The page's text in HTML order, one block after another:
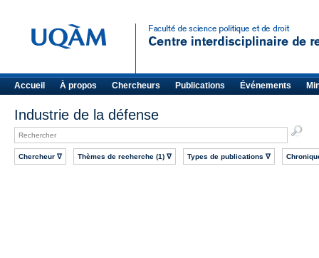
Accueil À propos Chercheurs Publications Événements
Industrie de la défense
Chercheur ∇ Thèmes de recherche (1) ∇ Types de publications ∇